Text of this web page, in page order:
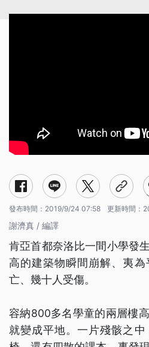
發布時間： 2019/9/24 07:58 更新時間：
謝濟真 / 編譯
肯亞首都奈洛比一間小學發
高的建築物瞬間崩解、夷
亡、幾十人受傷。
容納800多名學童的兩層樓
就變成平地。一片殘骸之